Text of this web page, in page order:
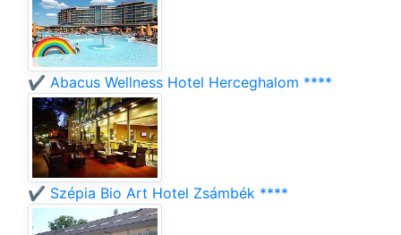
✔️ Abacus Wellness Hotel Herceghalom ****
✔️ Szépia Bio Art Hotel Zsámbék ****